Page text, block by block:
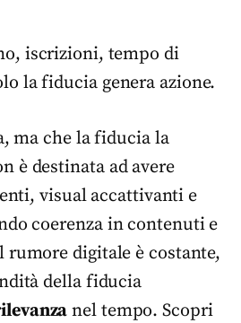
iscrizioni, tempo di
la fiducia genera azione.
ma che la fiducia la
è destinata ad avere
visual accattivanti e
coerenza in contenuti e
digitale è costante,
della fiducia
nel tempo. Scopri